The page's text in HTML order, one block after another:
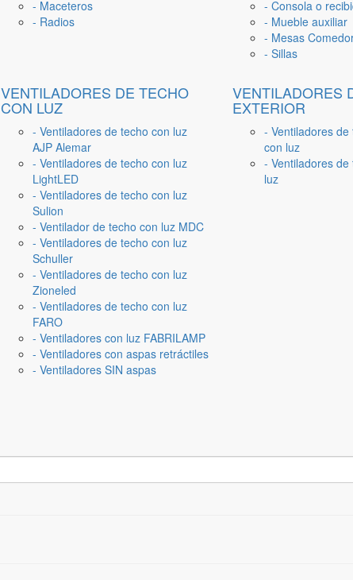
- Maceteros
- Radios
- Consola o
- Mueble auxiliar
- Mesas
- Sillas
VENTILADORES DE TECHO
CON LUZ
- Ventiladores de techo con luz
AJP Alemar
- Ventiladores de techo con luz
LightLED
- Ventiladores de techo con luz
Sulion
- Ventilador de techo con luz MDC
- Ventiladores de techo con luz
Schuller
- Ventiladores de techo con luz
Zioneled
- Ventiladores de techo con luz
FARO
- Ventiladores con luz FABRILAMP
- Ventiladores con aspas retráctiles
- Ventiladores SIN aspas
VENTILADORES
EXTERIOR
- Ventiladores
con luz
- Ventiladores
luz